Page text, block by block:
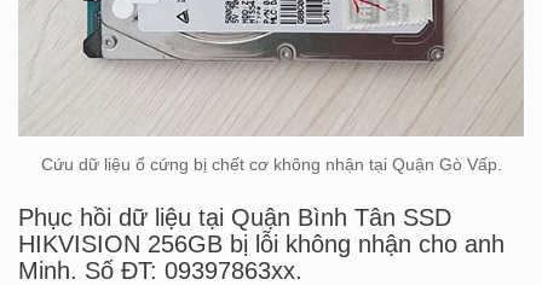
Cứu dữ liệu ổ cứng bị chết cơ không nhận tại Quận Gò Vấp.
Phục hồi dữ liệu tại Quận Bình Tân SSD
HIKVISION 256GB bị lỗi không nhận cho anh
Minh. Số ĐT: 09397863xx.